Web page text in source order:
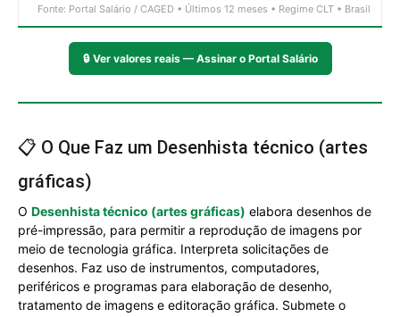
Fonte: Portal Salário / CAGED • Últimos 12 meses • Regime CLT • Brasil
🔒 Ver valores reais — Assinar o Portal Salário
📋 O Que Faz um Desenhista técnico (artes
gráficas)
O Desenhista técnico (artes gráficas) elabora desenhos de
pré-impressão, para permitir a reprodução de imagens por
meio de tecnologia gráfica. Interpreta solicitações de
desenhos. Faz uso de instrumentos, computadores,
periféricos e programas para elaboração de desenho,
tratamento de imagens e editoração gráfica. Submete o